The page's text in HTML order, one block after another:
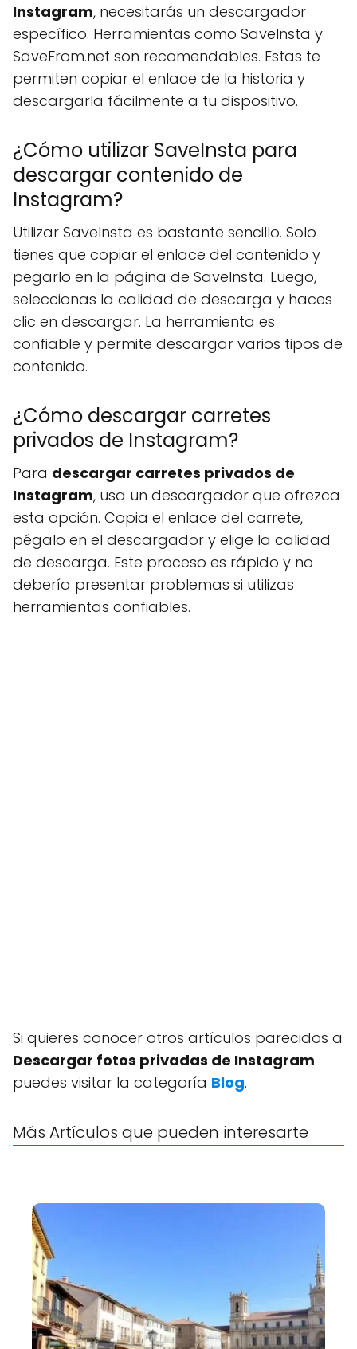
Instagram, necesitarás un descargador
específico. Herramientas como SaveInsta y
SaveFrom.net son recomendables. Estas te
permiten copiar el enlace de la historia y
descargarla fácilmente a tu dispositivo.
¿Cómo utilizar SaveInsta para
descargar contenido de
Instagram?
Utilizar SaveInsta es bastante sencillo. Solo
tienes que copiar el enlace del contenido y
pegarlo en la página de SaveInsta. Luego,
seleccionas la calidad de descarga y haces
clic en descargar. La herramienta es
confiable y permite descargar varios tipos de
contenido.
¿Cómo descargar carretes
privados de Instagram?
Para descargar carretes privados de
Instagram, usa un descargador que ofrezca
esta opción. Copia el enlace del carrete,
pégalo en el descargador y elige la calidad
de descarga. Este proceso es rápido y no
debería presentar problemas si utilizas
herramientas confiables.
Si quieres conocer otros artículos parecidos a
Descargar fotos privadas de Instagram
puedes visitar la categoría Blog.
Más Artículos que pueden interesarte